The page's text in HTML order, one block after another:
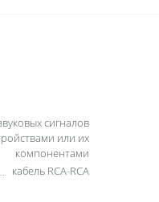
сигналов
или их
компонентами
кабель RCA-RCA